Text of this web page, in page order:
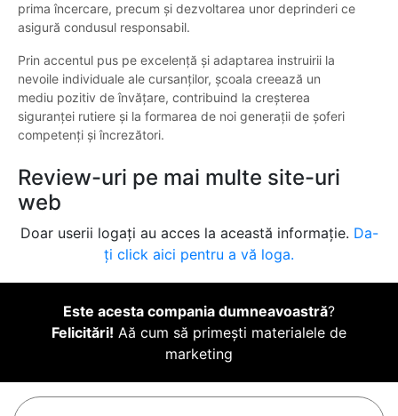
prima încercare, precum și dezvoltarea unor deprinderi ce
asigură condusul responsabil.
Prin accentul pus pe excelență și adaptarea instruirii la
nevoile individuale ale cursanților, școala creează un
mediu pozitiv de învățare, contribuind la creșterea
siguranței rutiere și la formarea de noi generații de șoferi
competenți și încrezători.
Review-uri pe mai multe site-uri
web
Doar userii logați au acces la această informație. Da-
ți click aici pentru a vă loga.
Este acesta compania dumneavoastră?
Felicitări! Aă cum să primești materialele de
marketing